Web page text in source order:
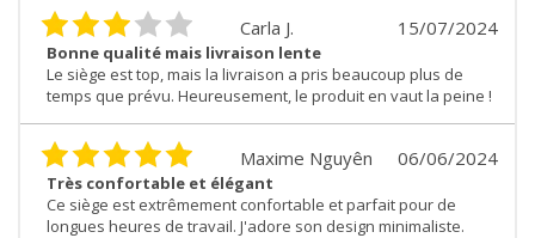
15/07/2024
Carla J.
Bonne qualité mais livraison lente
Le siège est top, mais la livraison a pris beaucoup plus de
temps que prévu. Heureusement, le produit en vaut la peine !
06/06/2024
Maxime Nguyên
Très confortable et élégant
Ce siège est extrêmement confortable et parfait pour de
longues heures de travail. J'adore son design minimaliste.